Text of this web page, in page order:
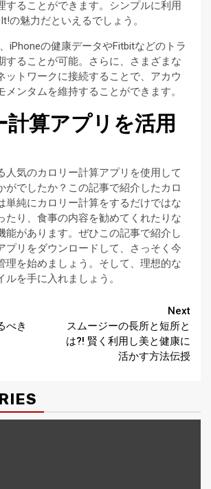
することができます。シンプルに利用
の魅力だといえるでしょう。
iPhoneの健康データやFitbitなどのトラ
することが可能。さらに、さまざまな
ットワークに接続することで、アカウ
メンタムを維持することができます。
計算アプリを活用
人気のカロリー計算アプリを使用して
がでしたか？この記事で紹介したカロ
単純にカロリー計算をするだけではな
たり、食事の内容を勧めてくれたりな
能があります。ぜひこの記事で紹介し
プリをダウンロードして、さっそく今
理を始めましょう。そして、理想的な
を手に入れましょう。
べき
Next
スムージーの長所と短所と
は?! 賢く利用し美と健康に
活かす方法伝授